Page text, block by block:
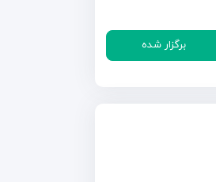
برگزار شده